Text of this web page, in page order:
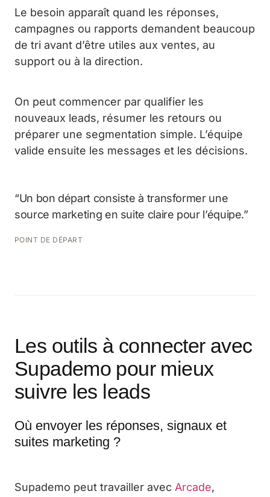
Le besoin apparaît quand les réponses,
campagnes ou rapports demandent beaucoup
de tri avant d’être utiles aux ventes, au
support ou à la direction.
On peut commencer par qualifier les
nouveaux leads, résumer les retours ou
préparer une segmentation simple. L’équipe
valide ensuite les messages et les décisions.
“Un bon départ consiste à transformer une
source marketing en suite claire pour l’équipe.”
POINT DE DÉPART
Les outils à connecter avec
Supademo pour mieux
suivre les leads
Où envoyer les réponses, signaux et
suites marketing ?
Supademo peut travailler avec Arcade,